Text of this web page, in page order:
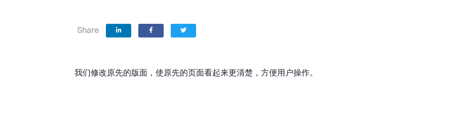
Share
我们修改原先的版面，使原先的页面看起来更清楚，方便用户操作。